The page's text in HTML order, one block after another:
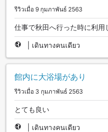
รีวิวเมื่อ 9 กุมภาพันธ์ 2563
仕事で秋田へ行った時に利用
เดินทางคนเดียว
館内に大浴場があり
รีวิวเมื่อ 3 กุมภาพันธ์ 2563
とても良い
เดินทางคนเดียว